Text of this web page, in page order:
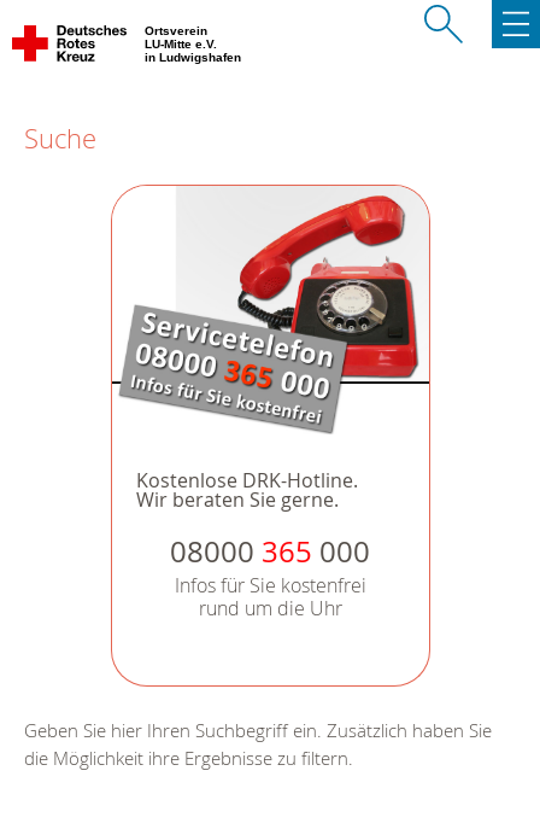
Ortsverein
LU-Mitte e.V.
in Ludwigshafen
Suche
Kostenlose DRK-Hotline.
Wir beraten Sie gerne.
08000 365 000
Infos für Sie kostenfrei
rund um die Uhr
Geben Sie hier Ihren Suchbegriff ein. Zusätzlich haben Sie
die Möglichkeit ihre Ergebnisse zu filtern.